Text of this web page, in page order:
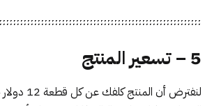
5 – تسعير المنتج
لنفترض أن